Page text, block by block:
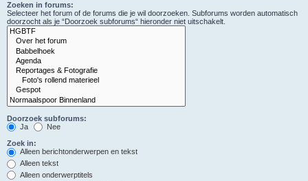
Zoeken in forums:
Selecteer het forum of de forums die je wil doorzoeken. Subforums worden automatisch
doorzocht als je “Doorzoek subforums“ hieronder niet uitschakelt.
Doorzoek subforums:
Ja
Nee
Zoek in:
Alleen berichtonderwerpen en tekst
Alleen tekst
Alleen onderwerptitels